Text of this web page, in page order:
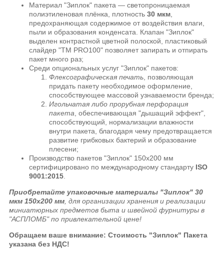
Материал "Зиплок" пакета — светопроницаемая
полиэтиленовая плёнка, плотность30 мкм
предохраняющая содержимое от воздействия влаги,
пыли и образования конденсата. Клапан "Зиплок"
выделен контрастной цветной полоской, пластиковый
слайдер "ТМ PRO100" позволяет запирать и отпирать
пакет много раз;
Среди опциональных услуг "Зиплок" пакетов:
Флексографическая печать , позволяющая
придать пакету необходимое оформление,
способствующее массовой узнаваемости бренда;
Игольчатая либо прорубная перфорация
пакета , обеспечивающая "дышащий эффект",
способствующий, нормализации влажности
внутри пакета, благодаря чему предотвращается
развитие грибковых бактерий и образование
плесени;
Производство пакетов "Зиплок" 150х200 мм
сертифицировано по международному стандарту ISO
9001:2015
Приобретайте упаковочные материалы "Зиплок" 30
мкм 150х200 мм , для организации хранения и реализации
миниатюрных предметов быта и швейной фурнитуры в
"АСПЛОМБ" по привлекательной цене!
Обращаем ваше внимание: Стоимость "Зиплок" Пакета
указана без НДС!